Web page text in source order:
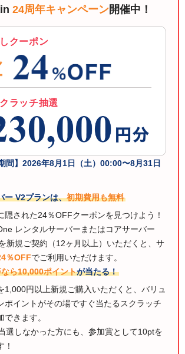
24周年キャンペーン開催中！
クーポン
ラッチ抽選
間】 2026年8月1日（土）00:00〜8月31日
ー V2プランは、初期費用も無料
隠された24％OFFクーポンを見つけよう！
レンタルサーバーまたはコアサーバー
新規ご契約（12ヶ月以上）いただくと、サ
％OFFでご利用いただけます。
ら10,000ポイントが当たる！
1,000円以上新規ご購入いただくと、バリュ
ポイントがその場ですぐ当たるスクラッチ
できます。
選しなかった方にも、参加賞として10ptを
！